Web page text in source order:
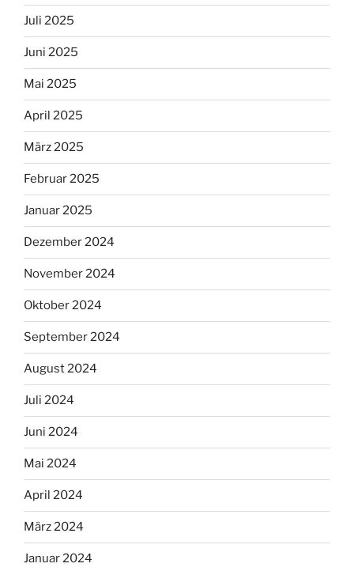
Juli 2025
Juni 2025
Mai 2025
April 2025
März 2025
Februar 2025
Januar 2025
Dezember 2024
November 2024
Oktober 2024
September 2024
August 2024
Juli 2024
Juni 2024
Mai 2024
April 2024
März 2024
Januar 2024